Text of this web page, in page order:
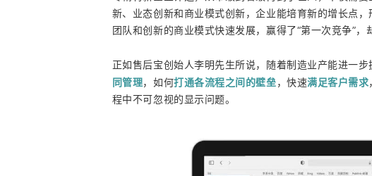
新、业态创新和商业模式创新，企业能培育新的增长点
团队和创新的商业模式快速发展，赢得了“第一次竞争”，
正如售后宝创始人李明先生所说，随着制造业产能进一
同管理，如何打通各流程之间的壁垒，快速满足客户需求
程中不可忽视的显示问题。